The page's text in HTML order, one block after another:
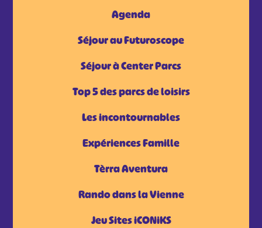
Agenda
Séjour au Futuroscope
Séjour à Center Parcs
Top 5 des parcs de loisirs
Les incontournables
Expériences Famille
Tèrra Aventura
Rando dans la Vienne
Jeu Sites iCONiKS